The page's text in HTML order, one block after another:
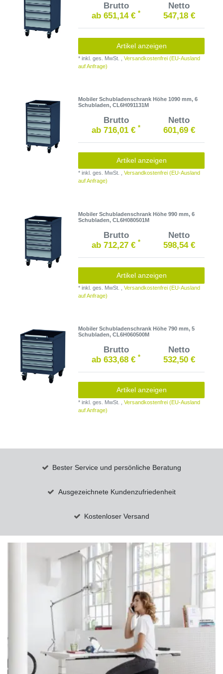
Brutto
Netto
ab 651,14 €* 547,18 €
Artikel anzeigen
*inkl. ges. MwSt. ,Versandkostenfrei (EU-Ausland
auf Anfrage)
Mobiler Schubladenschrank Höhe 1090 mm, 6
Schubladen, CL6H091131M
Brutto
Netto
ab 716,01 €* 601,69 €
Artikel anzeigen
*inkl. ges. MwSt. ,Versandkostenfrei (EU-Ausland
auf Anfrage)
Mobiler Schubladenschrank Höhe 990 mm, 6
Schubladen, CL6H080501M
Brutto
Netto
ab 712,27 €* 598,54 €
Artikel anzeigen
*inkl. ges. MwSt. ,Versandkostenfrei (EU-Ausland
auf Anfrage)
Mobiler Schubladenschrank Höhe 790 mm, 5
Schubladen, CL6H060500M
Brutto
Netto
ab 633,68 €* 532,50 €
Artikel anzeigen
*inkl. ges. MwSt. ,Versandkostenfrei (EU-Ausland
auf Anfrage)
Bester Service und persönliche Beratung
Ausgezeichnete Kundenzufriedenheit
Kostenloser Versand